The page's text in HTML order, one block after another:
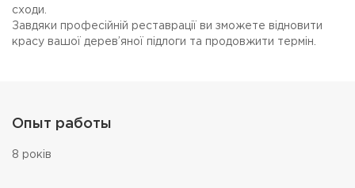
сходи.
Завдяки професійній реставрації ви зможете відновити
красу вашої дерев’яної підлоги та продовжити термін.
Опыт работы
8 років